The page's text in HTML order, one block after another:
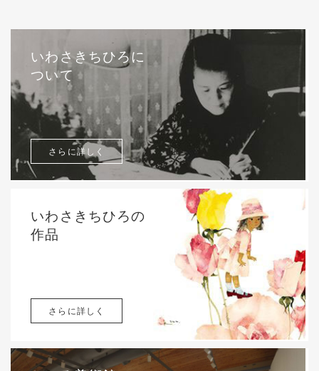
いわさきちひろに
ついて
さらに詳しく
いわさきちひろの
作品
さらに詳しく